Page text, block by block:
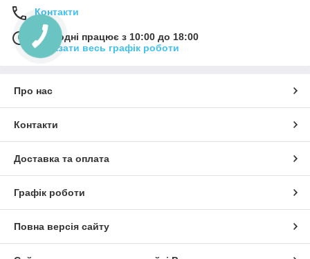
Контакти
Сьогодні працює з 10:00 до 18:00
Показати весь графік роботи
Про нас
Контакти
Доставка та оплата
Графік роботи
Повна версія сайту